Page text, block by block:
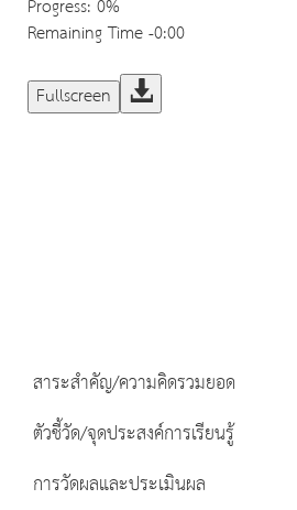
Progress: 0%
Remaining Time-0:00
Fullscreen
สาระสำคัญ/ความคิดรวมยอด
ตัวชี้วัด/จุดประสงค์การเรียนรู้
การวัดผลและประเมินผล